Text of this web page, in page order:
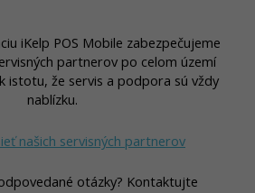
iKelp POS Mobile zabezpečujeme
partnerov po celom území
istotu, že servis a podpora sú vždy
nablízku.
našich servisných partnerov
otázky? Kontaktujte